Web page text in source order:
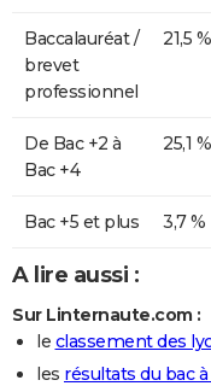
Baccalauréat /
brevet
professionnel
21,5 %
De Bac +2 à
Bac +4
25,1 %
Bac +5 et plus 3,7 %
A lire aussi :
Sur Linternaute.com :
le classement des
les résultats du bac